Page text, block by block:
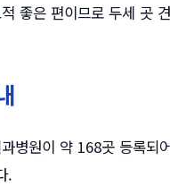
좋은 편이므로 두세 곳
병원이 약 168곳 등록되
.